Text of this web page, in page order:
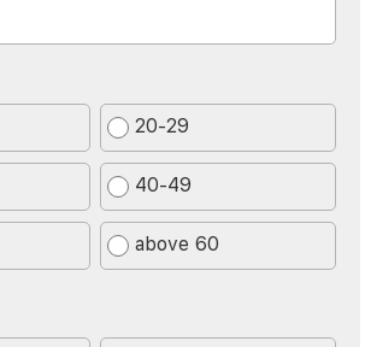
20-29
40-49
above 60